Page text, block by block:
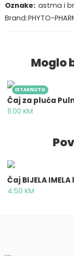
Oznake: astma i
Brand:PHYTO-
Moglo
ISTAKNUTO
11.00 KM
4.50 KM